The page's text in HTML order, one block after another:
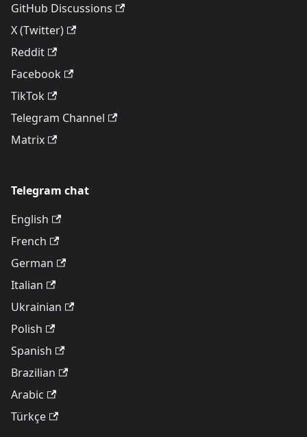
GitHub Discussions
X (Twitter)
Reddit
Facebook
TikTok
Telegram Channel
Matrix
Telegram chat
English
French
German
Italian
Ukrainian
Polish
Spanish
Brazilian
Arabic
Türkçe